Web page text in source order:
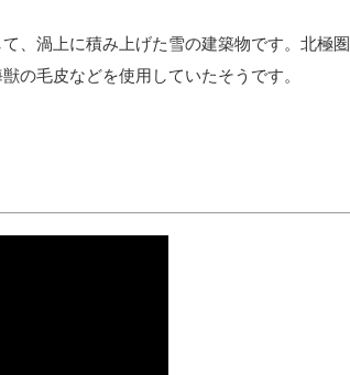
、渦上に積み上げた雪の建築物です。北極圏
の毛皮などを使用していたそうです。